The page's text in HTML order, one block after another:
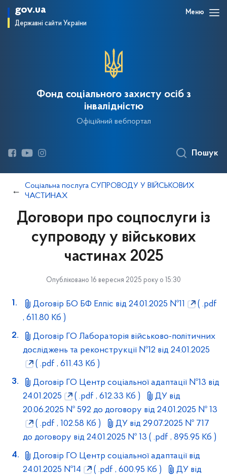
gov.ua
Державні сайти України
Меню
Фонд соціального захисту осіб з
інвалідністю
Офіційний вебпортал
Пошук
Соціальна послуга СУПРОВОДУ У ВІЙСЬКОВИХ
ЧАСТИНАХ
Договори про соцпослуги із
супроводу у військових
частинах 2025
Опубліковано 16 вересня 2025 року о 15:30
Договір БО БФ Елпіс від 24.01.2025 №11
( .pdf
, 611.80 Кб )
Договір ГО Лабораторія військово-політичних
досліджень та реконструкції №12 від 24.01.2025
( .pdf , 611.43 Кб )
Договір ГО Центр соціальної адаптації №13 від
24.01.2025
( .pdf , 612.33 Кб )
ДУ від
20.06.2025 № 592 до договору від 24.01.2025 № 13
( .pdf , 102.58 Кб )
ДУ від 29.07.2025 № 717
до договору від 24.01.2025 № 13 ( .pdf , 895.95 Кб )
Договір ГО Центр соціальної адаптації від
24.01.2025 №14
( .pdf , 600.95 Кб )
ДУ від